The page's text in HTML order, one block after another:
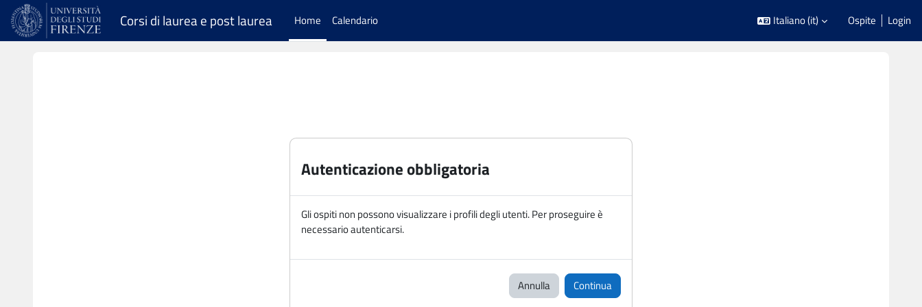
Vai al contenuto principale
Corsi di laurea e post laurea Home Calendario Italiano ‎(it)‎ Ospite Login
Autenticazione obbligatoria
Gli ospiti non possono visualizzare i profili degli utenti. Per proseguire è
necessario autenticarsi.
Annulla Continua